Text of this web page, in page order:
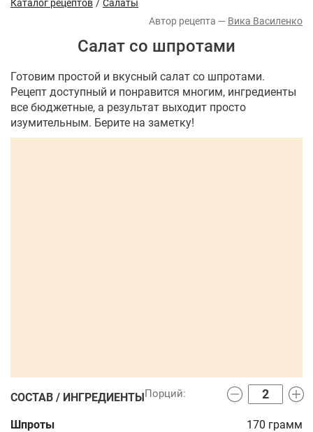
Каталог рецептов / Салаты
Вика Василенко
Салат со шпротами
Готовим простой и вкусный салат со шпротами.
Рецепт доступный и понравится многим, ингредиенты
все бюджетные, а результат выходит просто
изумительным. Берите на заметку!
СОСТАВ / ИНГРЕДИЕНТЫ
Шпроты 170 грамм